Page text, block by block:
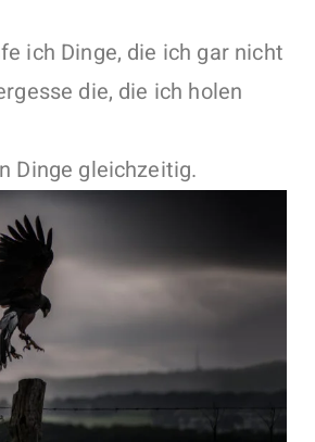
ich Dinge, die ich gar nicht
die, die ich holen
Dinge gleichzeitig.